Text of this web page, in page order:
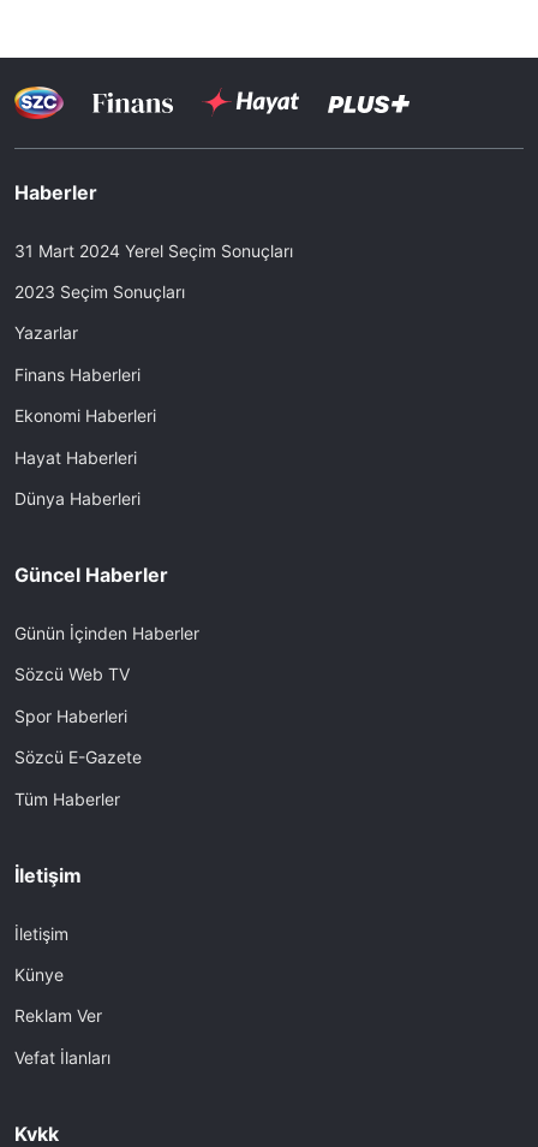
Haberler
31 Mart 2024 Yerel Seçim Sonuçları
2023 Seçim Sonuçları
Yazarlar
Finans Haberleri
Ekonomi Haberleri
Hayat Haberleri
Dünya Haberleri
Güncel Haberler
Günün İçinden Haberler
Sözcü Web TV
Spor Haberleri
Sözcü E-Gazete
Tüm Haberler
İletişim
İletişim
Künye
Reklam Ver
Vefat İlanları
Kvkk